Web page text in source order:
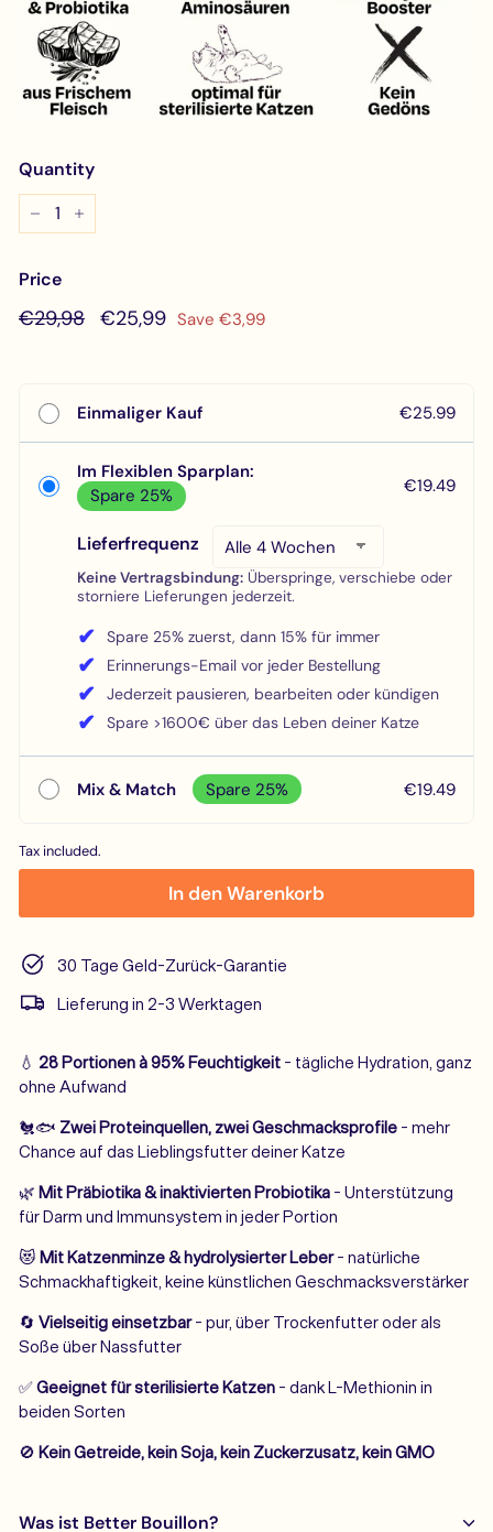
Quantity
Price
Regular
€29,98€29,98
Sale
€25,99 €25,99
Save €3,99
Einmaliger Kauf €25.99
Im Flexiblen Sparplan:
Spare 25%
€19.49
Lieferfrequenz
Keine Vertragsbindung:Überspringe, verschiebe oder
storniere Lieferungen jederzeit.
✔ Spare 25% zuerst, dann 15% für immer
✔ Erinnerungs-Email vor jeder Bestellung
✔ Jederzeit pausieren, bearbeiten oder kündigen
✔ Spare >1600€ über das Leben deiner Katze
Mix & Match Spare 25% €19.49
Tax included.
In den Warenkorb
30 Tage Geld-Zurück-Garantie
Lieferung in 2-3 Werktagen
💧 28 Portionen à 95% Feuchtigkeit - tägliche Hydration, ganz
ohne Aufwand
🐔🐟 Zwei Proteinquellen, zwei Geschmacksprofile - mehr
Chance auf das Lieblingsfutter deiner Katze
🌿 Mit Präbiotika & inaktivierten Probiotika - Unterstützung
für Darm und Immunsystem in jeder Portion
😻 Mit Katzenminze & hydrolysierter Leber- natürliche
Schmackhaftigkeit, keine künstlichen Geschmacksverstärker
🔄 Vielseitig einsetzbar- pur, über Trockenfutter oder als
Soße über Nassfutter
✅Geeignet für sterilisierte Katzen - dank L-Methionin in
beiden Sorten
🚫 Kein Getreide, kein Soja, kein Zuckerzusatz, kein GMO
Was ist Better Bouillon?